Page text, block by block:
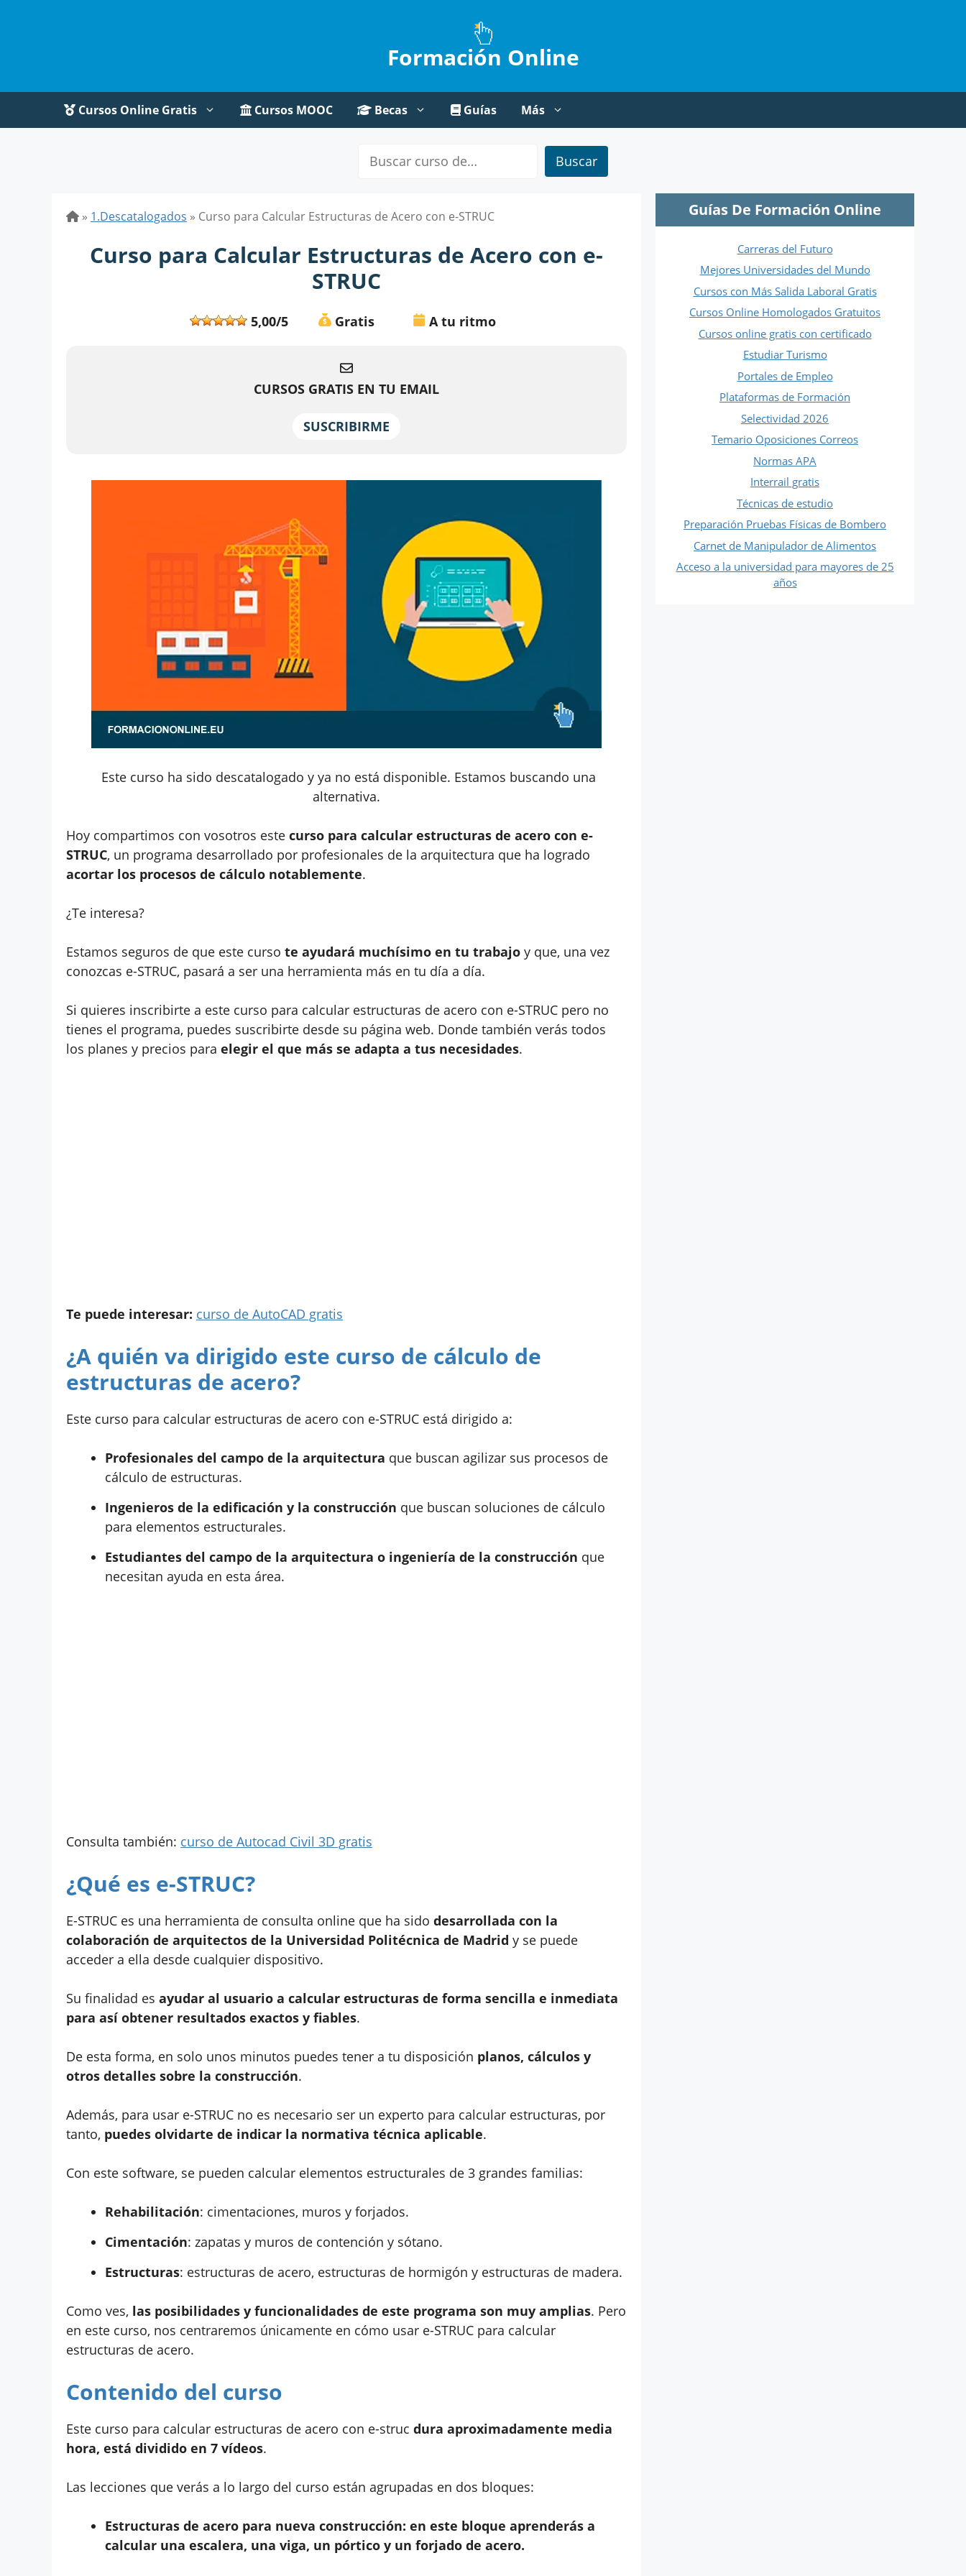
Formación Online
Cursos Online Gratis Cursos MOOC Becas Guías Más
Buscar
» 1.Descatalogados » Curso para Calcular Estructuras de Acero con e-STRUC
Curso para Calcular Estructuras de Acero con e-
STRUC
5,00/5 Gratis A tu ritmo
CURSOS GRATIS EN TU EMAIL
SUSCRIBIRME
Este curso ha sido descatalogado y ya no está disponible. Estamos buscando una
alternativa.
Hoy compartimos con vosotros este curso para calcular estructuras de acero con e-
STRUC, un programa desarrollado por profesionales de la arquitectura que ha logrado
acortar los procesos de cálculo notablemente.
¿Te interesa?
Estamos seguros de que este curso te ayudará muchísimo en tu trabajo y que, una vez
conozcas e-STRUC, pasará a ser una herramienta más en tu día a día.
Si quieres inscribirte a este curso para calcular estructuras de acero con e-STRUC pero no
tienes el programa, puedes suscribirte desde su página web. Donde también verás todos
los planes y precios para elegir el que más se adapta a tus necesidades.
Te puede interesar: curso de AutoCAD gratis
¿A quién va dirigido este curso de cálculo de
estructuras de acero?
Este curso para calcular estructuras de acero con e-STRUC está dirigido a:
Profesionales del campo de la arquitectura que buscan agilizar sus procesos de
cálculo de estructuras.
Ingenieros de la edificación y la construcción que buscan soluciones de cálculo
para elementos estructurales.
Estudiantes del campo de la arquitectura o ingeniería de la construcción que
necesitan ayuda en esta área.
Consulta también: curso de Autocad Civil 3D gratis
¿Qué es e-STRUC?
E-STRUC es una herramienta de consulta online que ha sido desarrollada con la
colaboración de arquitectos de la Universidad Politécnica de Madrid y se puede
acceder a ella desde cualquier dispositivo.
Su finalidad es ayudar al usuario a calcular estructuras de forma sencilla e inmediata
para así obtener resultados exactos y fiables.
De esta forma, en solo unos minutos puedes tener a tu disposición planos, cálculos y
otros detalles sobre la construcción.
Además, para usar e-STRUC no es necesario ser un experto para calcular estructuras, por
tanto, puedes olvidarte de indicar la normativa técnica aplicable.
Con este software, se pueden calcular elementos estructurales de 3 grandes familias:
Rehabilitación: cimentaciones, muros y forjados.
Cimentación: zapatas y muros de contención y sótano.
Estructuras: estructuras de acero, estructuras de hormigón y estructuras de madera.
Como ves, las posibilidades y funcionalidades de este programa son muy amplias. Pero
en este curso, nos centraremos únicamente en cómo usar e-STRUC para calcular
estructuras de acero.
Contenido del curso
Este curso para calcular estructuras de acero con e-struc dura aproximadamente media
hora, está dividido en 7 vídeos.
Las lecciones que verás a lo largo del curso están agrupadas en dos bloques:
Estructuras de acero para nueva construcción: en este bloque aprenderás a
calcular una escalera, una viga, un pórtico y un forjado de acero.
Guías De Formación Online
Carreras del Futuro
Mejores Universidades del Mundo
Cursos con Más Salida Laboral Gratis
Cursos Online Homologados Gratuitos
Cursos online gratis con certificado
Estudiar Turismo
Portales de Empleo
Plataformas de Formación
Selectividad 2026
Temario Oposiciones Correos
Normas APA
Interrail gratis
Técnicas de estudio
Preparación Pruebas Físicas de Bombero
Carnet de Manipulador de Alimentos
Acceso a la universidad para mayores de 25
años